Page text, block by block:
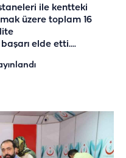
ile kentteki
üzere toplam 16
elde etti....